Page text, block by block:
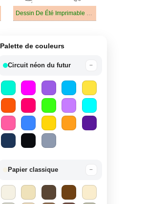
Dessin De Été Imprimable Pour Les Enfants
Palette de couleurs
Circuit néon du futur −
Papier classique −